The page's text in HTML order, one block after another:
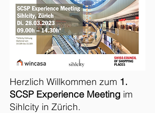
Herzlich Willkommen zum 1.
SCSP Experience Meeting im
Sihlcity in Zürich.